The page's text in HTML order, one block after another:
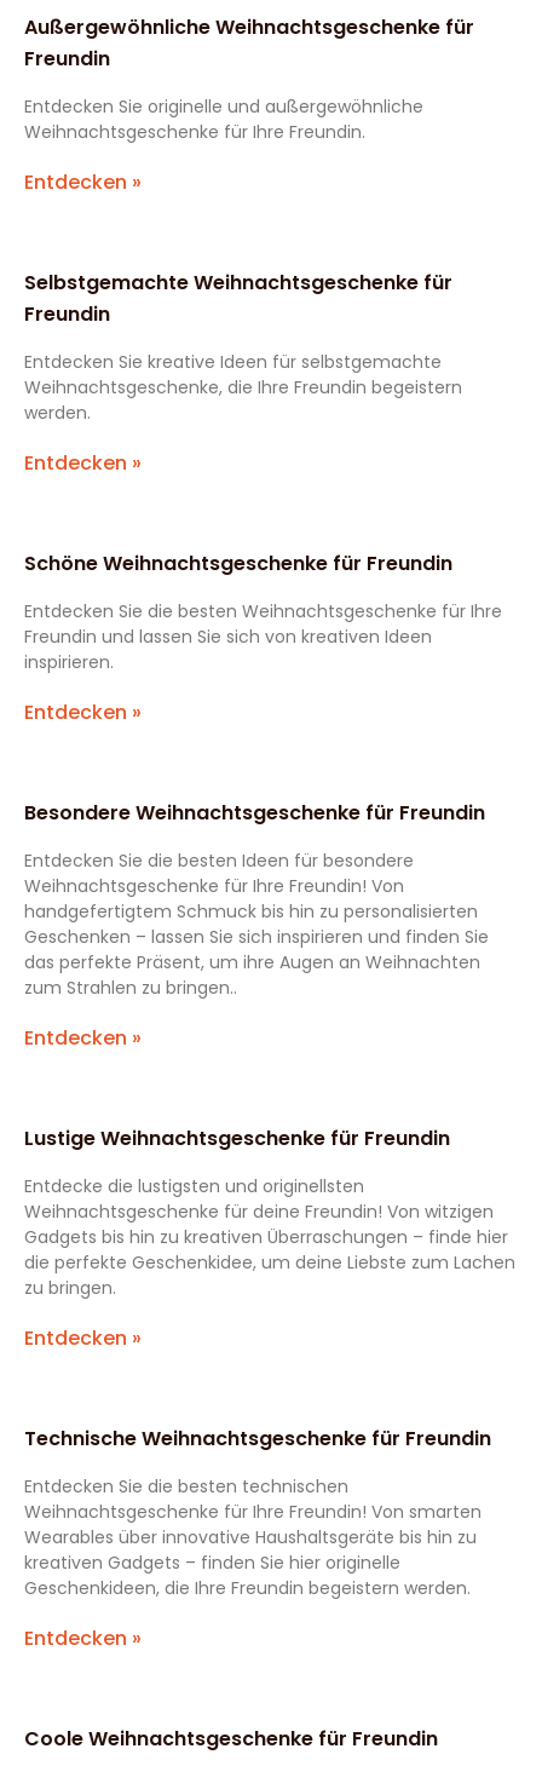
Außergewöhnliche Weihnachtsgeschenke für
Freundin
Entdecken Sie originelle und außergewöhnliche
Weihnachtsgeschenke für Ihre Freundin.
Entdecken »
Selbstgemachte Weihnachtsgeschenke für
Freundin
Entdecken Sie kreative Ideen für selbstgemachte
Weihnachtsgeschenke, die Ihre Freundin begeistern
werden.
Entdecken »
Schöne Weihnachtsgeschenke für Freundin
Entdecken Sie die besten Weihnachtsgeschenke für Ihre
Freundin und lassen Sie sich von kreativen Ideen
inspirieren.
Entdecken »
Besondere Weihnachtsgeschenke für Freundin
Entdecken Sie die besten Ideen für besondere
Weihnachtsgeschenke für Ihre Freundin! Von
handgefertigtem Schmuck bis hin zu personalisierten
Geschenken – lassen Sie sich inspirieren und finden Sie
das perfekte Präsent, um ihre Augen an Weihnachten
zum Strahlen zu bringen..
Entdecken »
Lustige Weihnachtsgeschenke für Freundin
Entdecke die lustigsten und originellsten
Weihnachtsgeschenke für deine Freundin! Von witzigen
Gadgets bis hin zu kreativen Überraschungen – finde hier
die perfekte Geschenkidee, um deine Liebste zum Lachen
zu bringen.
Entdecken »
Technische Weihnachtsgeschenke für Freundin
Entdecken Sie die besten technischen
Weihnachtsgeschenke für Ihre Freundin! Von smarten
Wearables über innovative Haushaltsgeräte bis hin zu
kreativen Gadgets – finden Sie hier originelle
Geschenkideen, die Ihre Freundin begeistern werden.
Entdecken »
Coole Weihnachtsgeschenke für Freundin